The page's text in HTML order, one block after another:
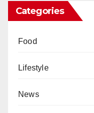
Categories
Food
Lifestyle
News